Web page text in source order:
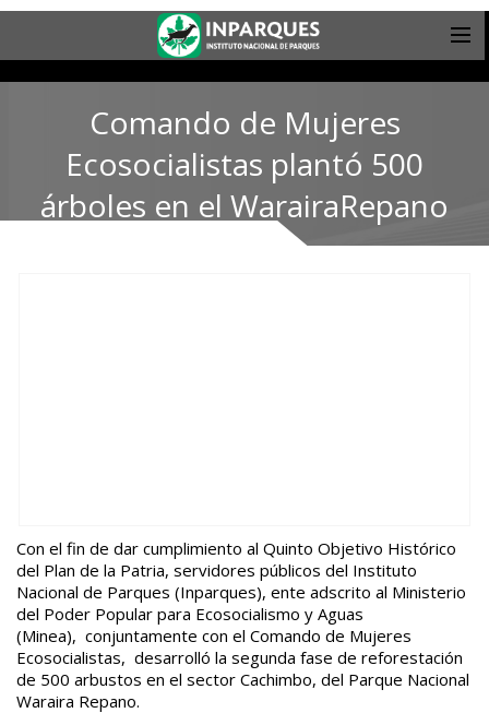
Comando de Mujeres
Ecosocialistas plantó 500
árboles en el WarairaRepano
Con el fin de dar cumplimiento al Quinto Objetivo Histórico
del Plan de la Patria, servidores públicos del Instituto
Nacional de Parques (Inparques), ente adscrito al Ministerio
del Poder Popular para Ecosocialismo y Aguas
(Minea), conjuntamente con el Comando de Mujeres
Ecosocialistas, desarrolló la segunda fase de reforestación
de 500 arbustos en el sector Cachimbo, del Parque Nacional
Waraira Repano.